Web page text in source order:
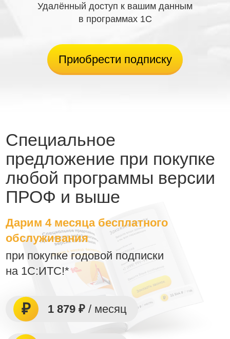
Удалённый доступ к вашим данным
в программах 1С
Приобрести подписку
Специальное
предложение при покупке
любой программы версии
ПРОФ и выше
Дарим 4 месяца бесплатного
обслуживания
при покупке годовой подписки
на 1С:ИТС!*
1 879 ₽ / месяц